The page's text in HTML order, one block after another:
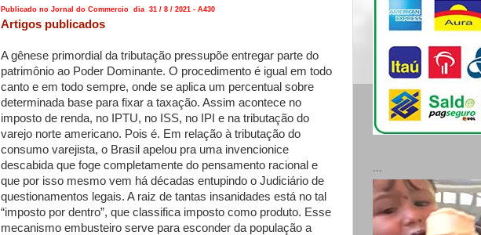
Publicado no Jornal do Commercio dia 31 / 8 / 2021 - A430
Artigos publicados
A gênese primordial da tributação pressupõe entregar parte do
patrimônio ao Poder Dominante. O procedimento é igual em todo
canto e em todo sempre, onde se aplica um percentual sobre
determinada base para fixar a taxação. Assim acontece no
imposto de renda, no IPTU, no ISS, no IPI e na tributação do
varejo norte americano. Pois é. Em relação à tributação do
consumo varejista, o Brasil apelou pra uma invencionice
descabida que foge completamente do pensamento racional e
que por isso mesmo vem há décadas entupindo o Judiciário de
questionamentos legais. A raiz de tantas insanidades está no tal
“imposto por dentro”, que classifica imposto como produto. Esse
mecanismo embusteiro serve para esconder da população a
...